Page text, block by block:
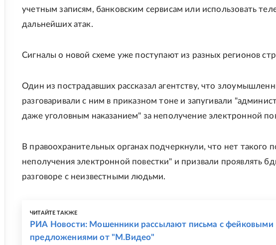
учетным записям, банковским сервисам или использовать
дальнейших атак.
Сигналы о новой схеме уже поступают из разных регионов
Один из пострадавших рассказал агентству, что
разговаривали с ним в приказном тоне и запугивали
даже уголовным наказанием" за неполучение электронной
В правоохранительных органах подчеркнули, что нет такого
неполучения электронной повестки" и призвали проявлять
разговоре с неизвестными людьми.
ЧИТАЙТЕ ТАКЖЕ
РИА Новости: Мошенники рассылают письма с фейковыми
предложениями от "М.Видео"